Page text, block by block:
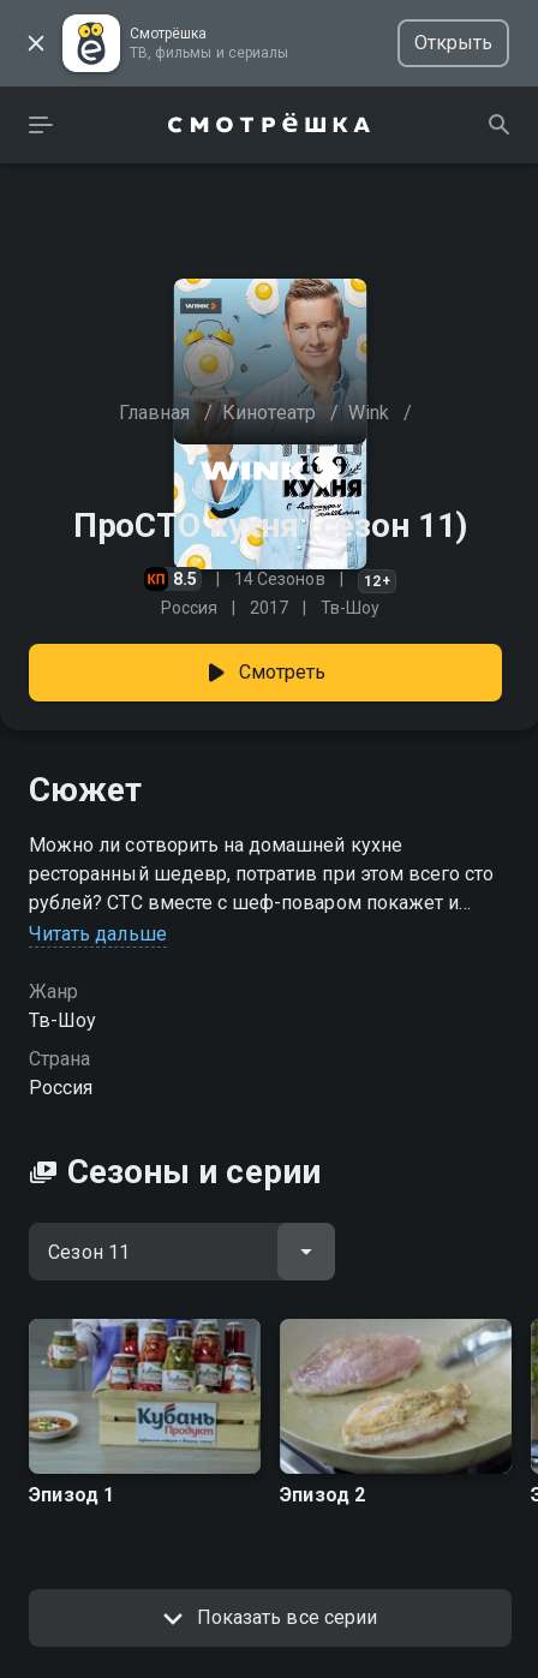
Смотрёшка
ТВ, фильмы и сериалы
Открыть
Главная / Кинотеатр / Wink /
ПроСТО кухня (сезон 11)
8.5 14 Сезонов 12+
Россия 2017 Тв-Шоу
Смотреть
Сюжет
Можно ли сотворить на домашней кухне
ресторанный шедевр, потратив при этом всего сто
рублей? СТС вместе с шеф-поваром покажет и
докажет, что такое возможно. Телеканал запускает
нового проекта стал Александр Белькович, шеф-
повар, владелец нескольких ресторанов, автор
кулинарных книг и победитель международных
конкурсов, известный зрителям СТС по проекту
ресторанного уровня за пять минут, экономить в
супермаркетах и делать кулинарные шедевры из
доступных ингредиентов для всей семьи.
Посмотреть онлайн 11 сезон сериала ПроСТО кухня
качестве на Смотрёшке
Читать дальше
Жанр
Тв-Шоу
Страна
Россия
Сезоны и серии
Эпизод 1 Эпизод 2
Показать все серии